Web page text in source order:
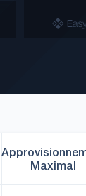
Maximal